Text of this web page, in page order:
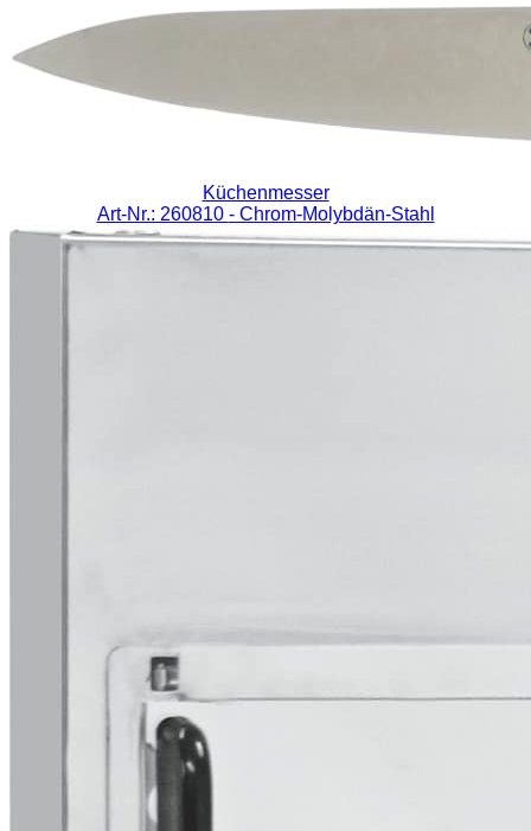
Küchenmesser
Art-Nr.: 260810 - Chrom-Molybdän-Stahl